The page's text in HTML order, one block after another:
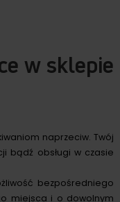
w sklepie
naprzeciw. Twój
bądź obsługi w czasie
bezpośredniego
miejsca i o dowolnym